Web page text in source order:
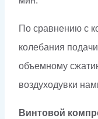
По сравнению с
колебания
объемному
воздуходувки
Винтовой